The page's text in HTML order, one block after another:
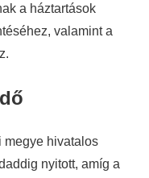
a háztartások
valamint a
megye hivatalos
nyitott, amíg a